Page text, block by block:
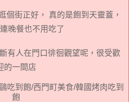
個街正好， 真的是飽到天靈蓋，
晚餐也不用吃了
有人在門口徘徊觀望呢，很受歡
的一間店
吃到飽/西門町美食/韓國烤肉吃到
飽